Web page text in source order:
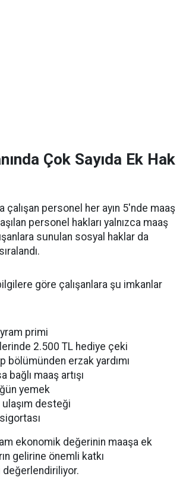
Çok Sayıda Ek Hak
personel her ayın 5'nde maaş
personel hakları yalnızca maaş
sunulan sosyal haklar da
göre çalışanlara şu imkanlar
primi
2.500 TL hediye çeki
bölümünden erzak yardımı
bağlı maaş artışı
yemek
desteği
ekonomik değerinin maaşa ek
gelirine önemli katkı